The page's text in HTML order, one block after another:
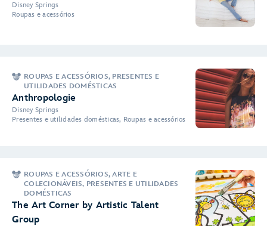
Disney Springs
Roupas e acessórios
ROUPAS E ACESSÓRIOS, PRESENTES E
UTILIDADES DOMÉSTICAS
Anthropologie
Disney Springs
Presentes e utilidades domésticas, Roupas e acessórios
ROUPAS E ACESSÓRIOS, ARTE E
COLECIONÁVEIS, PRESENTES E UTILIDADES
DOMÉSTICAS
The Art Corner by Artistic Talent
Group